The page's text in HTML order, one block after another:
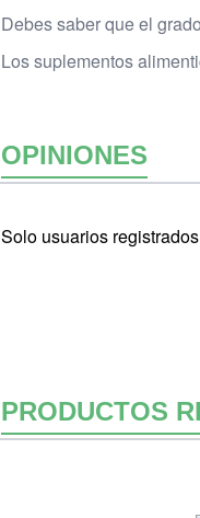
Debes saber que el
Los suplementos
OPINIONES
Solo usuarios
PRODUCTOS